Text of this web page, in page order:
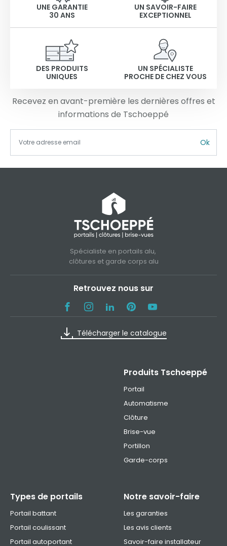
UNE GARANTIE
30 ANS
UN SAVOIR-FAIRE
EXCEPTIONNEL
DES PRODUITS
UNIQUES
UN SPÉCIALISTE
PROCHE DE CHEZ VOUS
Recevez en avant-première les dernières offres et
informations de Tschoeppé
Ok
Spécialiste en portails alu,
clôtures et garde corps alu
Retrouvez nous sur
Télécharger le catalogue
Produits Tschoeppé
Portail
Automatisme
Clôture
Brise-vue
Portillon
Garde-corps
Types de portails
Portail battant
Portail coulissant
Portail autoportant
Notre savoir-faire
Les garanties
Les avis clients
Savoir-faire installateur